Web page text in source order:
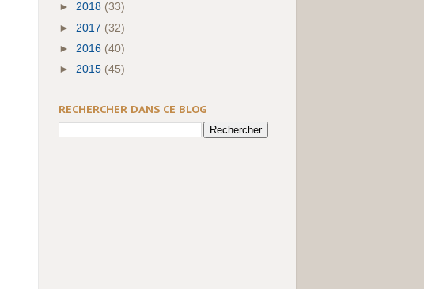
► 2018 (33)
► 2017 (32)
► 2016 (40)
► 2015 (45)
RECHERCHER DANS CE BLOG